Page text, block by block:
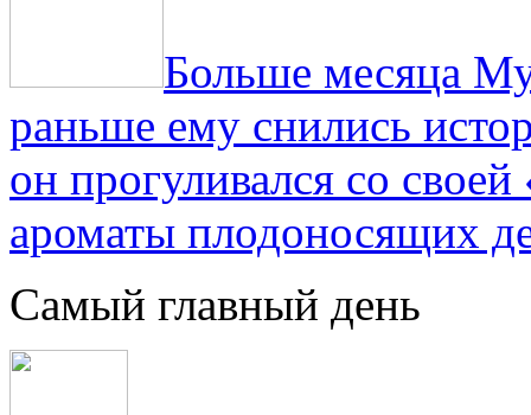
Больше месяца
раньше ему снились
он прогуливался со
ароматы плодоносящих
Самый главный день